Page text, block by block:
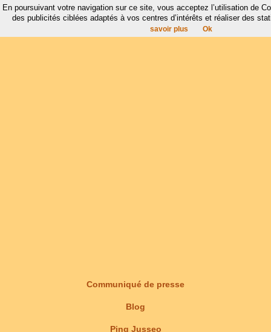
Communiqué de presse
Blog
Ping Jusseo
En poursuivant votre navigation sur ce site, vous acceptez l’utilisation de
des publicités ciblées adaptés à vos centres d’intérêts et réaliser des
savoir plus Ok